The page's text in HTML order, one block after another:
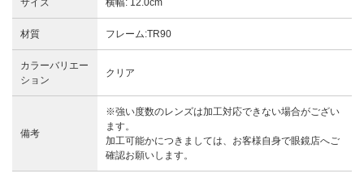
サイズ 横幅: 12.0cm
材質 フレーム:TR90
カラーバリエー
ション
クリア
備考
※強い度数のレンズは加工対応できない場合がござい
ます。
加工可能かにつきましては、お客様自身で眼鏡店へご
確認お願いします。